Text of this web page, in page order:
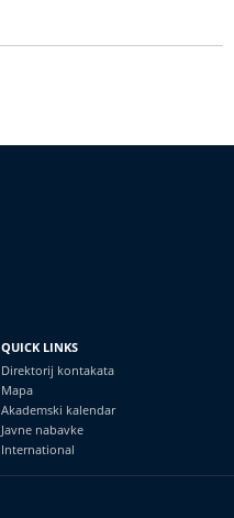
QUICK LINKS
Direktorij kontakata
Mapa
Akademski kalendar
Javne nabavke
International